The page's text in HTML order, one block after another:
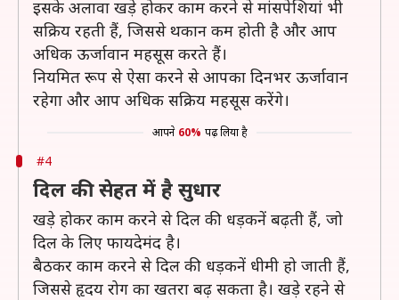
इसके अलावा खड़े होकर काम करने से मांसपेशियां भी
सक्रिय रहती हैं, जिससे थकान कम होती है और आप
अधिक ऊर्जावान महसूस करते हैं।
नियमित रूप से ऐसा करने से आपका दिनभर ऊर्जावान
रहेगा और आप अधिक सक्रिय महसूस करेंगे।
आपने 60% पढ़ लिया है
#4
दिल की सेहत में है सुधार
खड़े होकर काम करने से दिल की धड़कनें बढ़ती हैं, जो
दिल के लिए फायदेमंद है।
बैठकर काम करने से दिल की धड़कनें धीमी हो जाती हैं,
जिससे हृदय रोग का खतरा बढ़ सकता है। खड़े रहने से